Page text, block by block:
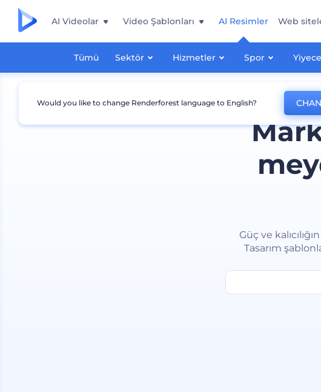
AI Videolar Video Şablonları AI Resimler
Tümü Sektör Hizmetler Spor
Web
Güç ve
Tasarım
Would you like to change Renderforest language to English?